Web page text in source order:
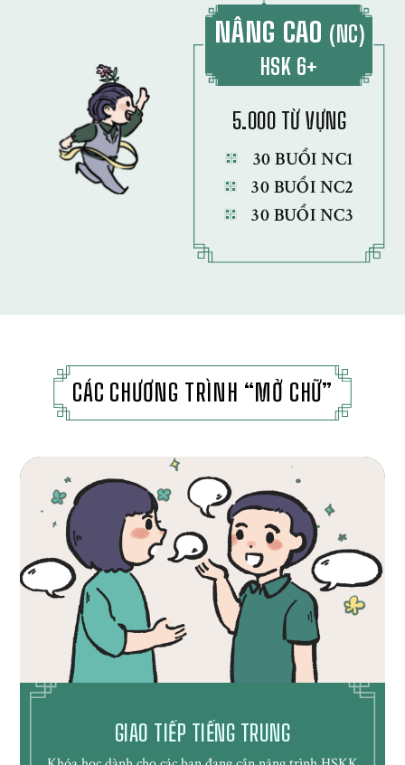
NÂNG CAO (NC)
HSK 6+
5.000 TỪ VỰNG
30 BUỔI NC1
30 BUỔI NC2
30 BUỔI NC3
CÁC CHƯƠNG TRÌNH “MỞ CHỮ”
GIAO TIẾP TIẾNG TRUNG